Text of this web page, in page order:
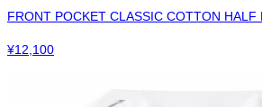
FRONT POCKET CLASSIC COTTON HALF
¥12,100